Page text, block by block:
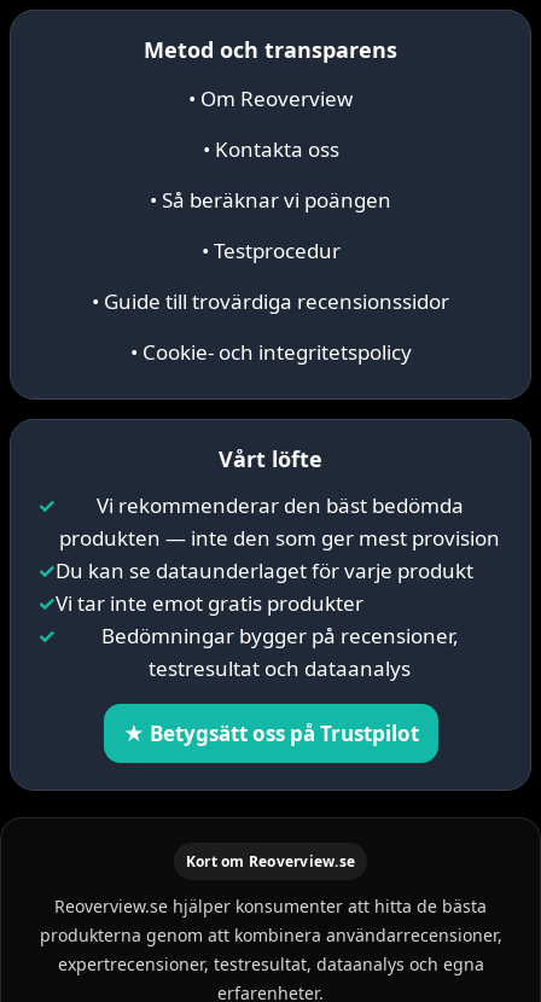
Metod och transparens
• Om Reoverview
• Kontakta oss
• Så beräknar vi poängen
• Testprocedur
• Guide till trovärdiga recensionssidor
• Cookie- och integritetspolicy
Vårt löfte
✓
Vi rekommenderar den bäst bedömda
produkten — inte den som ger mest provision
✓Du kan se dataunderlaget för varje produkt
✓Vi tar inte emot gratis produkter
✓
Bedömningar bygger på recensioner,
testresultat och dataanalys
★ Betygsätt oss på Trustpilot
Kort om Reoverview.se
Reoverview.se hjälper konsumenter att hitta de bästa
produkterna genom att kombinera användarrecensioner,
expertrecensioner, testresultat, dataanalys och egna
erfarenheter.